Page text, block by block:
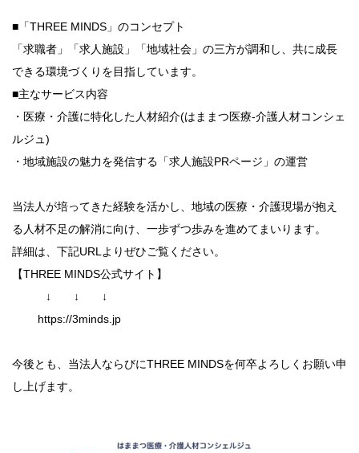
■「THREE MINDS」のコンセプト
「求職者」「求人施設」「地域社会」の三方が調和し、共に成長
できる環境づくりを目指しています。
■主なサービス内容
・医療・介護に特化した人材紹介(はままつ医療-介護人材コンシェ
ルジュ)
・地域施設の魅力を発信する「求人施設PRページ」の運営
当法人が培ってきた経験を活かし、地域の医療・介護現場が抱え
る人材不足の解消に向け、一歩ずつ歩みを進めてまいります。
詳細は、下記URLよりぜひご覧ください。
【THREE MINDS公式サイト】
↓ ↓ ↓
https://3minds.jp
今後とも、当法人ならびにTHREE MINDSを何卒よろしくお願い申
し上げます。